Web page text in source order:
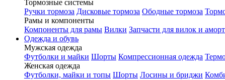
Тормозные системы
Ручки тормоза Дисковые тормоза Ободные тормоза
Рамы и компоненты
Компоненты для рамы Вилки Запчасти для вилок и
Одежда и обувь
Мужская одежда
Футболки и майки Шорты Компрессионная одежда
Женская одежда
Футболки, майки и топы Шорты Лосины и бриджи